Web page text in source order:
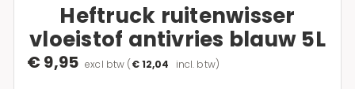
Heftruck ruitenwisser
vloeistof antivries blauw 5L
€ 9,95 excl btw (€ 12,04 incl. btw)